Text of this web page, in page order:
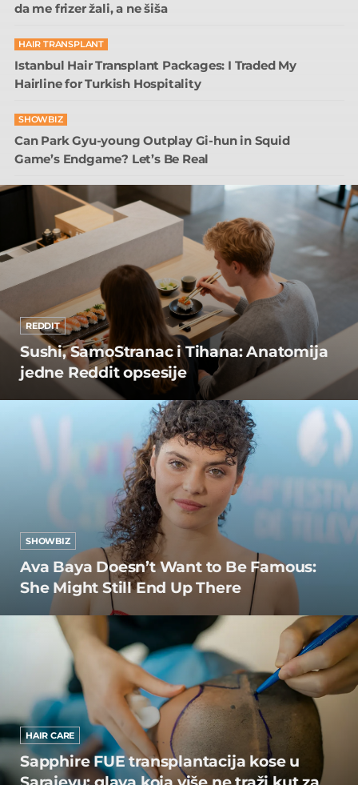
da me frizer žali, a ne šiša
HAIR TRANSPLANT
Istanbul Hair Transplant Packages: I Traded My
Hairline for Turkish Hospitality
SHOWBIZ
Can Park Gyu-young Outplay Gi-hun in Squid
Game’s Endgame? Let’s Be Real
REDDIT
Sushi, SamoStranac i Tihana: Anatomija
jedne Reddit opsesije
SHOWBIZ
Ava Baya Doesn’t Want to Be Famous:
She Might Still End Up There
HAIR CARE
Sapphire FUE transplantacija kose u